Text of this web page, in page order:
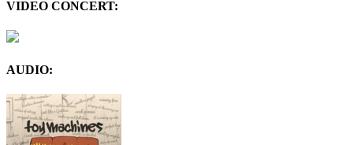
VIDEO CONCERT:
AUDIO: